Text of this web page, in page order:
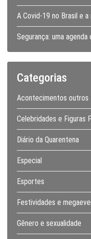
A Covid-19 no Brasil e
Segurança: uma
Categorias
Acontecimentos outros
Celebridades e Figuras
Diário da Quarentena
Especial
Esportes
Festividades e
Gênero e sexualidade